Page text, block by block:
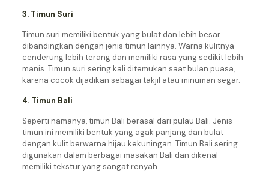
3. Timun Suri
Timun suri memiliki bentuk yang bulat dan lebih besar
dibandingkan dengan jenis timun lainnya. Warna kulitnya
cenderung lebih terang dan memiliki rasa yang sedikit lebih
manis. Timun suri sering kali ditemukan saat bulan puasa,
karena cocok dijadikan sebagai takjil atau minuman segar.
4. Timun Bali
Seperti namanya, timun Bali berasal dari pulau Bali. Jenis
timun ini memiliki bentuk yang agak panjang dan bulat
dengan kulit berwarna hijau kekuningan. Timun Bali sering
digunakan dalam berbagai masakan Bali dan dikenal
memiliki tekstur yang sangat renyah.